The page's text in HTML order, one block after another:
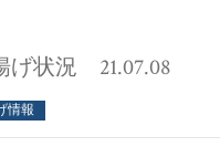
状況 21.07.08
情報